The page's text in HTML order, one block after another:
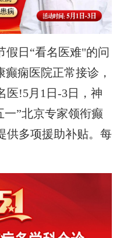
假日“看名医难"的问
癫痫医院正常接诊，
医!5月1日-3日，神
一”北京专家领衔癫
供多项援助补贴。每